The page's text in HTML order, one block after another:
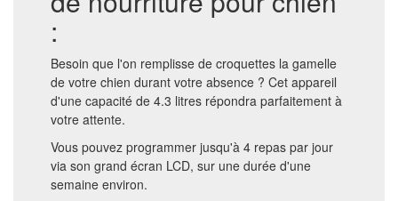
:
Besoin que l'on remplisse de croquettes la gamelle
de votre chien durant votre absence ? Cet appareil
d'une capacité de 4.3 litres répondra parfaitement à
votre attente.
Vous pouvez programmer jusqu'à 4 repas par jour
via son grand écran LCD, sur une durée d'une
semaine environ.